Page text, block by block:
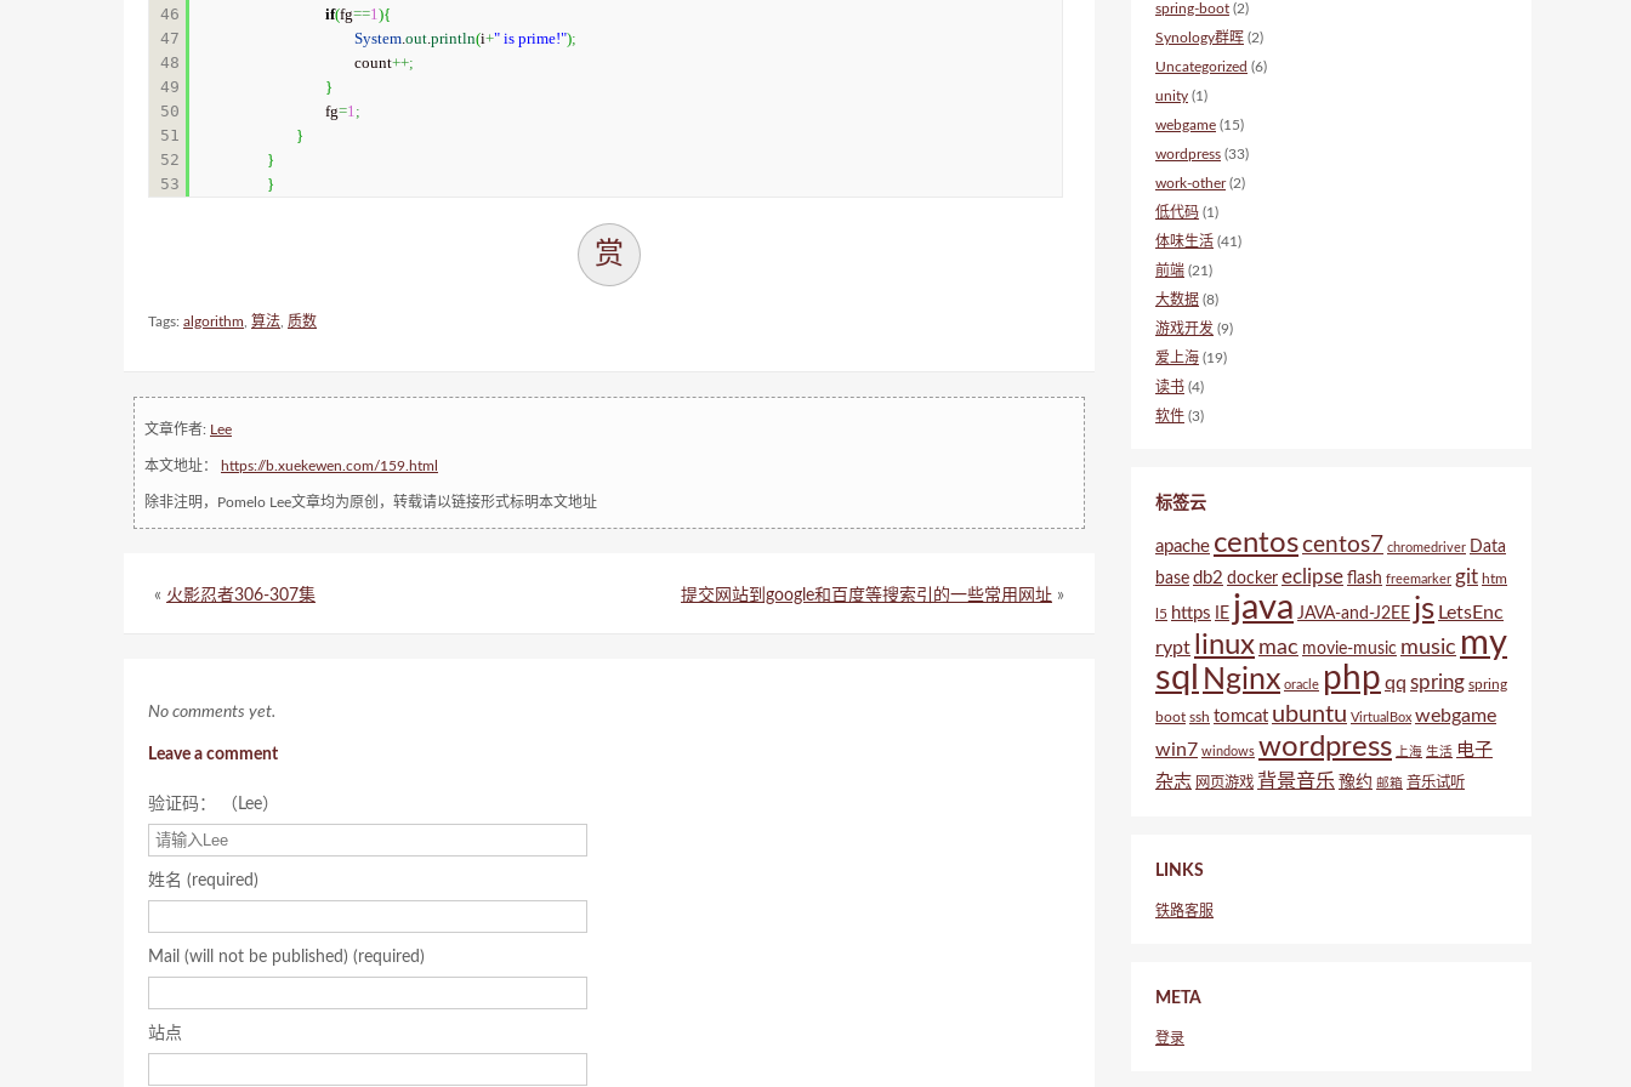
46
47
48
49
50
51
52
if(fg==1){
System.out.println(i+" is prime!");
				count
++;
}
			fg
=1;
}
}
}
赏
Tags: algorithm 算法 质数
文章作者: Lee
本文地址： https://b.xuekewen.com/159.html
除非注明，Pomelo Lee文章均为原创，转载请以链接形式标明本文地址
« 火影忍者306-307集 提交网站到google和百度等搜索引的一些常用网址 »
No comments yet.
Leave a comment
验证码： （Lee）
姓名 (required)
Mail (will not be published) (required)
站点
spring-boot (2)
Synology群晖 (2)
Uncategorized (6)
unity (1)
webgame (15)
wordpress (33)
work-other(2)
低代码 (1)
体味生活 (41)
前端 (21)
大数据 (8)
游戏开发 (9)
爱上海 (19)
读书 (4)
软件 (3)
标签云
apache centoscentos7 chromedriver Data
base db2 docker eclipse flash freemarker git htm
l5 https IE java JAVA-and-J2EE js LetsEnc
rypt
linux mac movie-music music my
sql Nginx oracle php qq spring spring
boot ssh tomcat ubuntu VirtualBox webgame
win7 windows wordpress 上海 生活 电子
杂志 网页游戏 背景音乐 豫约 邮箱 音乐试听
LINKS
铁路客服
META
登录